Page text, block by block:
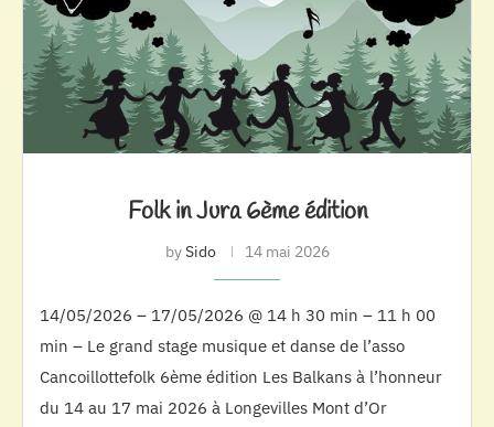
Folk in Jura 6ème édition
bySido 14 mai 2026
14/05/2026 – 17/05/2026 @ 14 h 30 min – 11 h 00
min – Le grand stage musique et danse de l’asso
Cancoillottefolk 6ème édition Les Balkans à l’honneur
du 14 au 17 mai 2026 à Longevilles Mont d’Or